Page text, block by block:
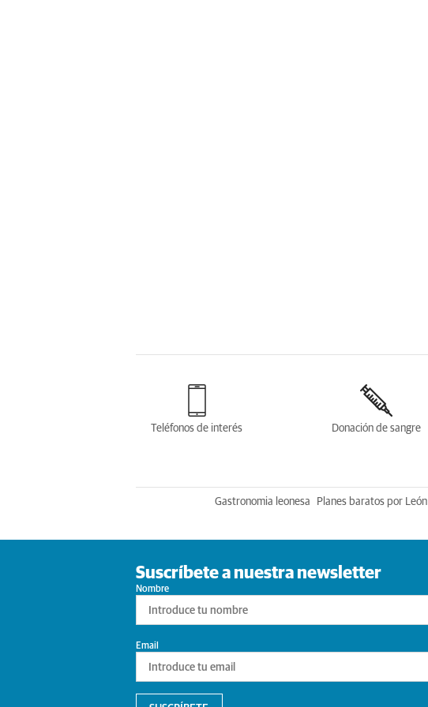
Teléfonos de interés Donación de sangre
Gastronomia leonesa Planes baratos por León
Suscríbete a nuestra newsletter
Nombre
Email